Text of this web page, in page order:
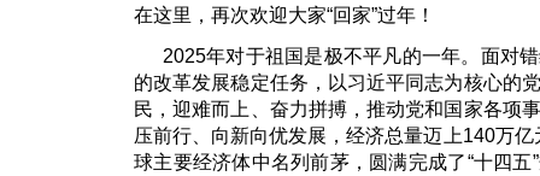
在这里，再次欢迎大家“回家”过年！
2025年对于祖国是极不平凡的一年。面对
的改革发展稳定任务，以习近平同志为核心的
民，迎难而上、奋力拼搏，推动党和国家各项
压前行、向新向优发展，经济总量迈上140万
球主要经济体中名列前茅，圆满完成了“十四